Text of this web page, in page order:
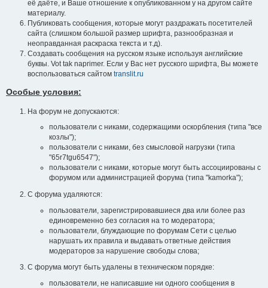
её даёте, и Ваше отношение к опубликованном у на другом сайте
материалу.
Публиковать сообщения, которые могут раздражать посетителей
сайта (слишком большой размер шрифта, разнообразная и
неоправданная раскраска текста и т.д).
Создавать сообщения на русском языке используя английские
буквы. Vot tak naprimer. Если у Вас нет русского шрифта, Вы можете
воспользоваться сайтом translit.ru
Особые условия:
На форум не допускаются:
пользователи с никами, содержащими оскорбления (типа "все
козлы");
пользователи с никами, без смысловой нагрузки (типа
"65r7tgu6547");
пользователи с никами, которые могут быть ассоциированы с
форумом или администрацией форума (типа "kamorka");
С форума удаляются:
пользователи, зарегистрировавшиеся два или более раз
единовременно без согласия на то модератора;
пользователи, блуждающие по форумам Сети с целью
нарушать их правила и выдавать ответные действия
модераторов за нарушение свободы слова;
С форума могут быть удалены в техническом порядке:
пользователи, не написавшие ни одного сообщения в